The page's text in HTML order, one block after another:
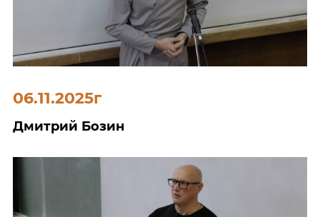
06.11.2025г
Дмитрий Бозин